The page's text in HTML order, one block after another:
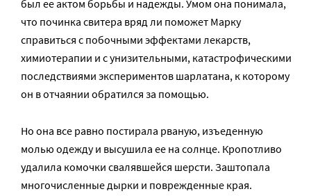
был ее актом борьбы и надежды. Умом она понимала,
что починка свитера вряд ли поможет Марку
справиться с побочными эффектами лекарств,
химиотерапии и с унизительными, катастрофическими
последствиями экспериментов шарлатана, к которому
он в отчаянии обратился за помощью.
Но она все равно постирала рваную, изъеденную
молью одежду и высушила ее на солнце. Кропотливо
удалила комочки свалявшейся шерсти. Заштопала
многочисленные дырки и поврежденные края.